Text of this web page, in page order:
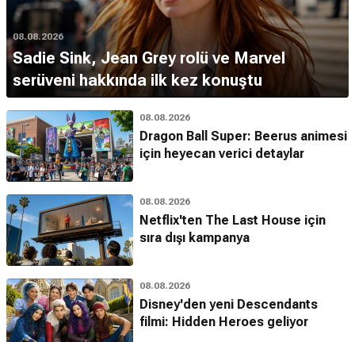
08.08.2026
Sadie Sink, Jean Grey rolü ve Marvel
serüveni hakkında ilk kez konuştu
08.08.2026
Dragon Ball Super: Beerus animesi
için heyecan verici detaylar
08.08.2026
Netflix'ten The Last House için
sıra dışı kampanya
08.08.2026
Disney'den yeni Descendants
filmi: Hidden Heroes geliyor